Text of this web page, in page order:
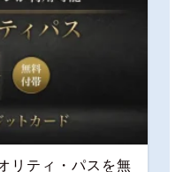
リティ・パスを無